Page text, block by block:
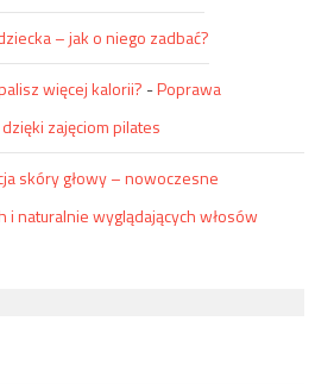
– jak o niego zadbać?
więcej kalorii? -Poprawa
zajęciom pilates
skóry głowy – nowoczesne
naturalnie wyglądających włosów